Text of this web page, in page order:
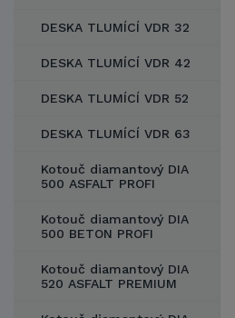
DESKA TLUMÍCÍ VDR 32
DESKA TLUMÍCÍ VDR 42
DESKA TLUMÍCÍ VDR 52
DESKA TLUMÍCÍ VDR 63
Kotouč diamantový DIA
500 ASFALT PROFI
Kotouč diamantový DIA
500 BETON PROFI
Kotouč diamantový DIA
520 ASFALT PREMIUM